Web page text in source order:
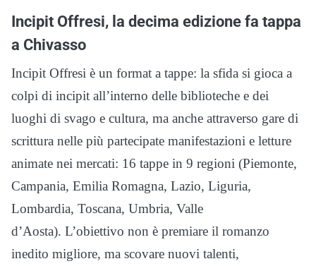
Incipit Offresi, la decima edizione fa tappa
a Chivasso
Incipit Offresi è un format a tappe: la sfida si gioca a
colpi di incipit all’interno delle biblioteche e dei
luoghi di svago e cultura, ma anche attraverso gare di
scrittura nelle più partecipate manifestazioni e letture
animate nei mercati: 16 tappe in 9 regioni (Piemonte,
Campania, Emilia Romagna, Lazio, Liguria,
Lombardia, Toscana, Umbria, Valle
d’Aosta). L’obiettivo non è premiare il romanzo
inedito migliore, ma scovare nuovi talenti,